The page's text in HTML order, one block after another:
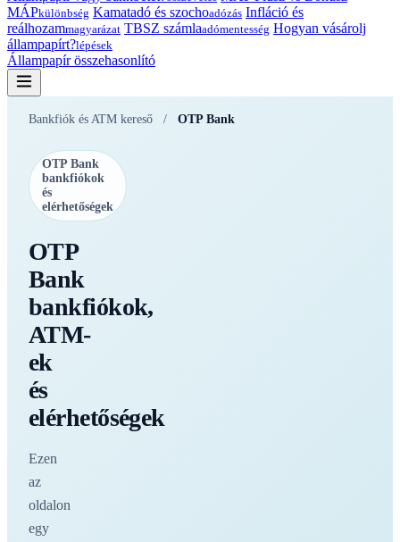
MÁPkülönbség Kamatadó és szochoadózás Infláció és
reálhozammagyarázat TBSZ számlaadómentesség Hogyan vásárolj
állampapírt?lépések
Állampapír összehasonlító
Bankfiók és ATM kereső / OTP Bank
OTP Bank
bankfiókok
és
elérhetőségek
OTP
Bank
bankfiókok,
ATM-
ek
és
elérhetőségek
Ezen
az
oldalon
egy